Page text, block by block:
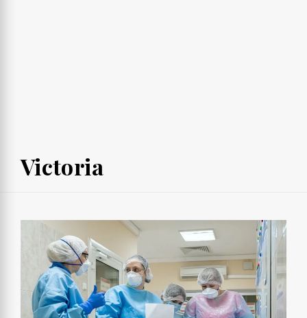
Victoria